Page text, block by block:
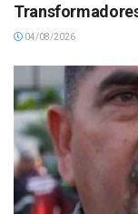
04/08/2026